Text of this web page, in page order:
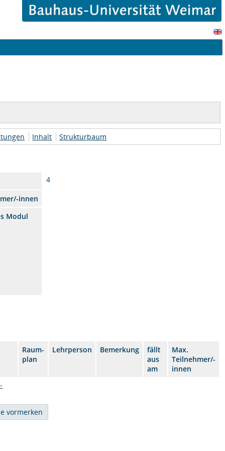
Inhalt Strukturbaum
4
innen
Modul
Raum-
plan
Lehrperson Bemerkung
fällt
aus
am
Max.
Teilnehmer/-
innen